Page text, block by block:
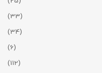
(33)
(34)
(6)
(112)